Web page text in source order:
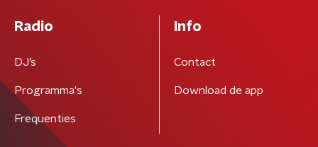
Radio
DJ’s
Programma's
Frequenties
Info
Contact
Download de app